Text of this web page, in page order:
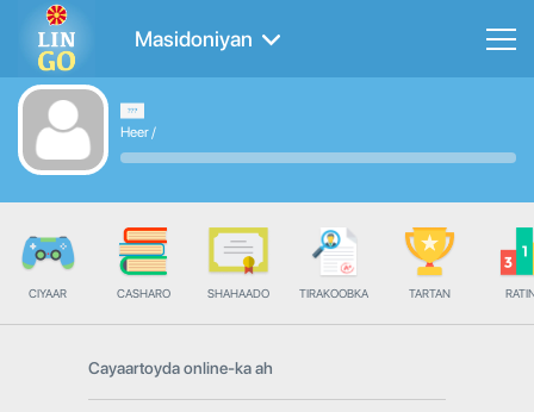
Masidoniyan
Heer/
CIYAAR CASHARO SHAHAADO TIRAKOOBKA TARTAN
Cayaartoyda online-ka ah